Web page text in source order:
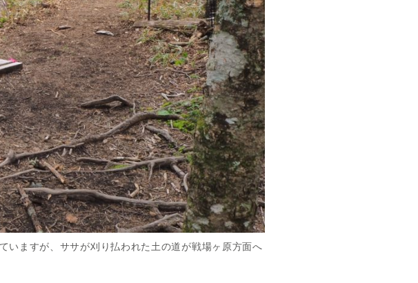
いますが、ササが刈り払われた土の道が戦場ヶ原方面へ